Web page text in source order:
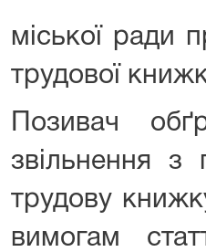
міської ради
трудової
Позивач
звільнення з
трудову
вимогам